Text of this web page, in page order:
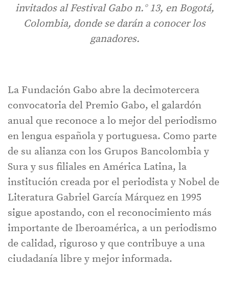
invitados al Festival Gabo n.° 13, en Bogotá,
Colombia, donde se darán a conocer los
ganadores.
La Fundación Gabo abre la decimotercera
convocatoria del Premio Gabo, el galardón
anual que reconoce a lo mejor del periodismo
en lengua española y portuguesa. Como parte
de su alianza con los Grupos Bancolombia y
Sura y sus filiales en América Latina, la
institución creada por el periodista y Nobel de
Literatura Gabriel García Márquez en 1995
sigue apostando, con el reconocimiento más
importante de Iberoamérica, a un periodismo
de calidad, riguroso y que contribuye a una
ciudadanía libre y mejor informada.